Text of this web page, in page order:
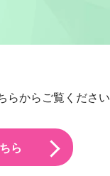
らからご覧くださ
ら